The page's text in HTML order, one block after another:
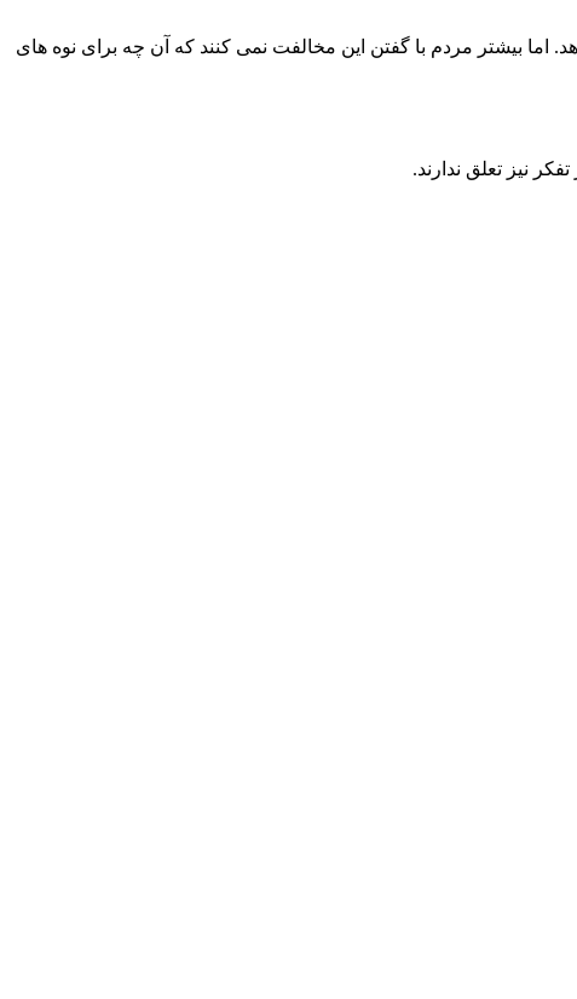
اما بیشتر مردم با گفتن این مخالفت نمی کنند که آن چه برای نوه های
نیز تعلق ندارند.